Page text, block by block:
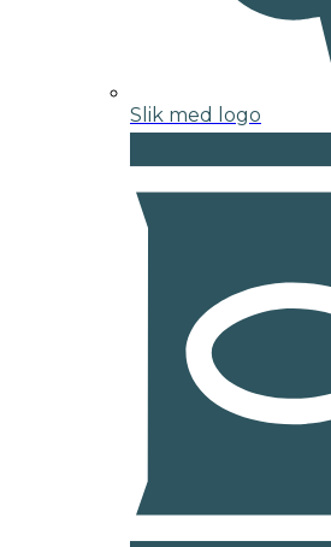
Slik med logo